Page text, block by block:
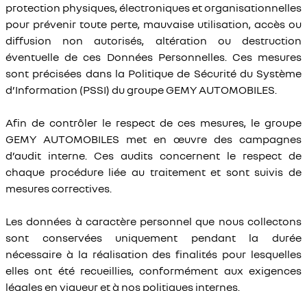
protection physiques, électroniques et organisationnelles
pour prévenir toute perte, mauvaise utilisation, accès ou
diffusion non autorisés, altération ou destruction
éventuelle de ces Données Personnelles. Ces mesures
sont précisées dans la Politique de Sécurité du Système
d’Information (PSSI) du groupe GEMY AUTOMOBILES.
Afin de contrôler le respect de ces mesures, le groupe
GEMY AUTOMOBILES met en œuvre des campagnes
d’audit interne. Ces audits concernent le respect de
chaque procédure liée au traitement et sont suivis de
mesures correctives.
Les données à caractère personnel que nous collectons
sont conservées uniquement pendant la durée
nécessaire à la réalisation des finalités pour lesquelles
elles ont été recueillies, conformément aux exigences
légales en vigueur et à nos politiques internes.